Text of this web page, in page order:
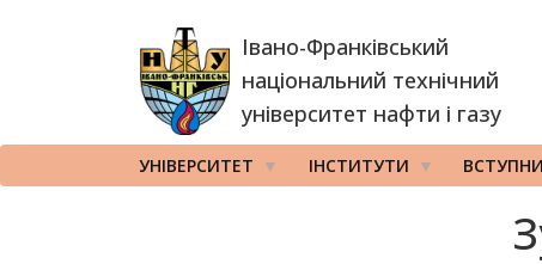
Івано-Франківський
національний технічний
університет нафти і газу
УНІВЕРСИТЕТ ІНСТИТУТИ